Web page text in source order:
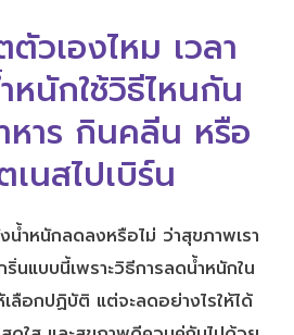
ธุรกิจ
ไลฟ์
แม็ก
พลัส
วเองไหม เวลา
หนักใช้วิธีไหนกัน
หาร กินคลีน หรือ
เนสไปเบิร์น
ำหนักลดลงหรือไม่ ว่าสุขภาพเรา
นแบบนี้เพราะวิธีการลดน้ำหนักใน
ลือกปฏิบัติ แต่จะลดอย่างไรให้ได้